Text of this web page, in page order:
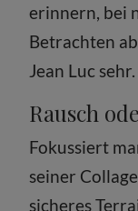
erinnern, bei
Betrachten
Jean Luc sehr.
Rausch
Fokussiert
seiner
sicheres